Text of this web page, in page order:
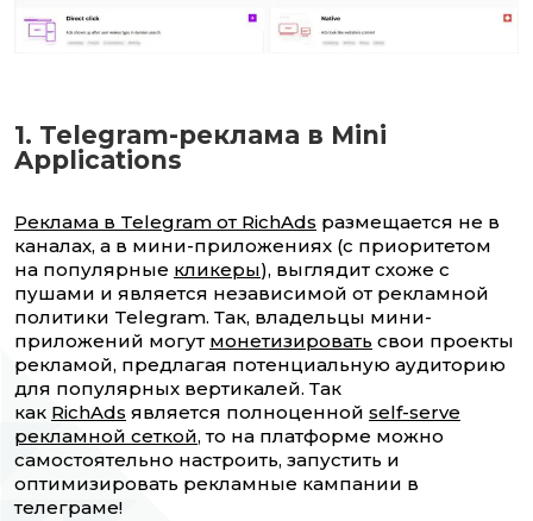
1. Telegram-реклама в Mini
Applications
Реклама в Telegram от RichAds размещается не в
каналах, а в мини-приложениях (с приоритетом
на популярные кликеры), выглядит схоже с
пушами и является независимой от рекламной
политики Telegram. Так, владельцы мини-
приложений могут монетизировать свои проекты
рекламой, предлагая потенциальную аудиторию
для популярных вертикалей. Так
как RichAds является полноценной self-serve
рекламной сеткой, то на платформе можно
самостоятельно настроить, запустить и
оптимизировать рекламные кампании в
телеграме!